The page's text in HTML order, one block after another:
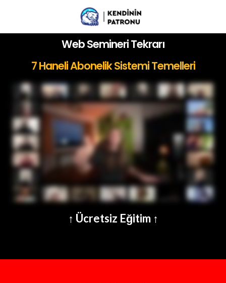
Web Semineri Tekrarı
7 Haneli Abonelik Sistemi Temelleri
↑ Ücretsiz Eğitim ↑